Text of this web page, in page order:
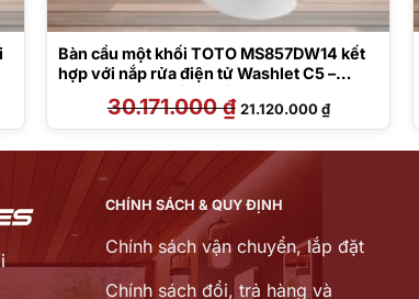
₫.
Bàn cầu một khối TOTO MS857DW14 kết
hợp với nắp rửa điện tử Washlet C5 –
30.171.000₫ Giá
gốc
là:
21.120.000₫Giá
hiện
tại
21.120.000 ₫.
CHÍNH SÁCH & QUY ĐỊNH
Chính sách vận chuyển, lắp đặt
Chính sách đổi, trả hàng và